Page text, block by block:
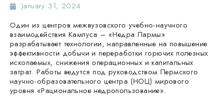
January 31, 2024
Один из центров межвузовского учебно-научного
взаимодействия Кампуса – «Недра Пармы»
разрабатывает технологии, направленные на повышение
эффективности добычи и переработки горючих полезных
ископаемых, снижения операционных и капитальных
затрат. Работы ведутся под руководством Пермского
научно-образовательного центра (НОЦ) мирового
уровня «Рациональное недропользование».